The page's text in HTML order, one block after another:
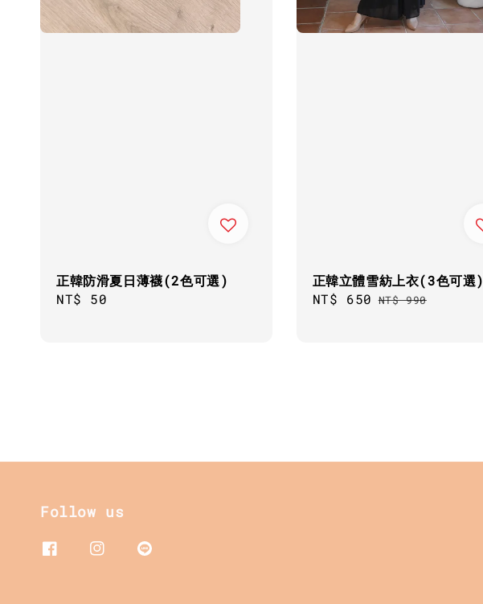
正韓防滑夏日薄襪(2色可選)
Regular
NT$ 50
正韓立體雪紡上衣(3色可選)
Sale
NT$ 650 Regular
NT$ 990
Follow us